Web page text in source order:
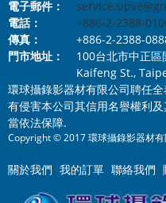
電子郵件：
電話：
+886-2-2388-
傳真：
+886-2-2388-
門市地址：
100台北市中正
Kaifeng St.,
環球攝錄影器材有限公司聘任
有侵害本公司其信用名譽權利
當依法保障.
Copyright © 2017 環球攝錄影器材
關於我們 我的訂單 聯絡我們